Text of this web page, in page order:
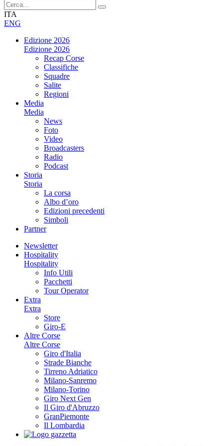
ITA
ENG
Edizione 2026
Edizione 2026
Recap Corse
Classifiche
Squadre
Salite
Regioni
Media
Media
News
Foto
Video
Broadcasters
Radio
Podcast
Storia
Storia
La corsa
Albo d’oro
Edizioni precedenti
Simboli
Partner
Newsletter
Hospitality
Hospitality
Info Utili
Pacchetti
Tour Operator
Extra
Extra
Store
Giro-E
Altre Corse
Altre Corse
Giro d'Italia
Strade Bianche
Tirreno Adriatico
Milano-Sanremo
Milano-Torino
Giro Next Gen
Il Giro d'Abruzzo
GranPiemonte
Il Lombardia